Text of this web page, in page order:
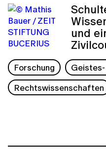
und
Forschung
Rechtswissenschaften